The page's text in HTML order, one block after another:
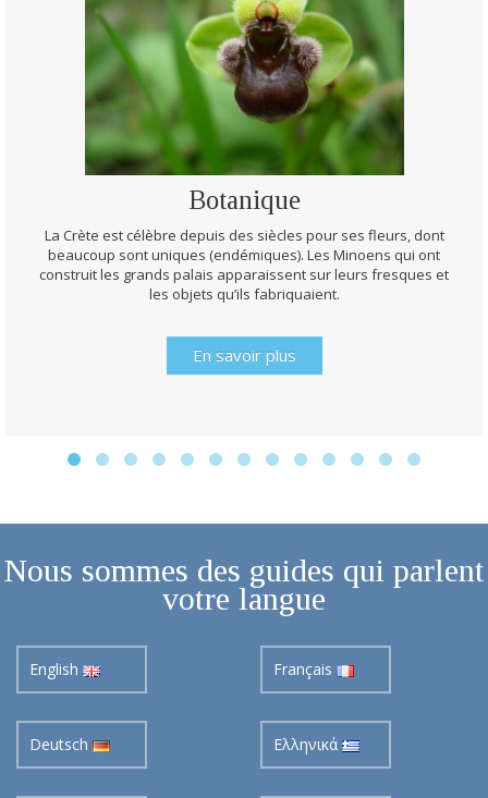
Botanique
La Crète est célèbre depuis des siècles pour ses fleurs, dont
beaucoup sont uniques (endémiques). Les Minoens qui ont
construit les grands palais apparaissent sur leurs fresques et
les objets qu’ils fabriquaient.
En savoir plus
Nous sommes des guides qui parlent
votre langue
English Français
Deutsch Ελληνικά